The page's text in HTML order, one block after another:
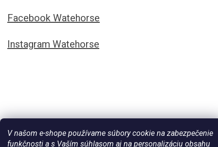
V našom e-shope používame súbory cookie na zabezpečenie
funkčnosti a s Vaším súhlasom aj na personalizáciu obsahu
Facebook Watehorse
Instagram Watehorse